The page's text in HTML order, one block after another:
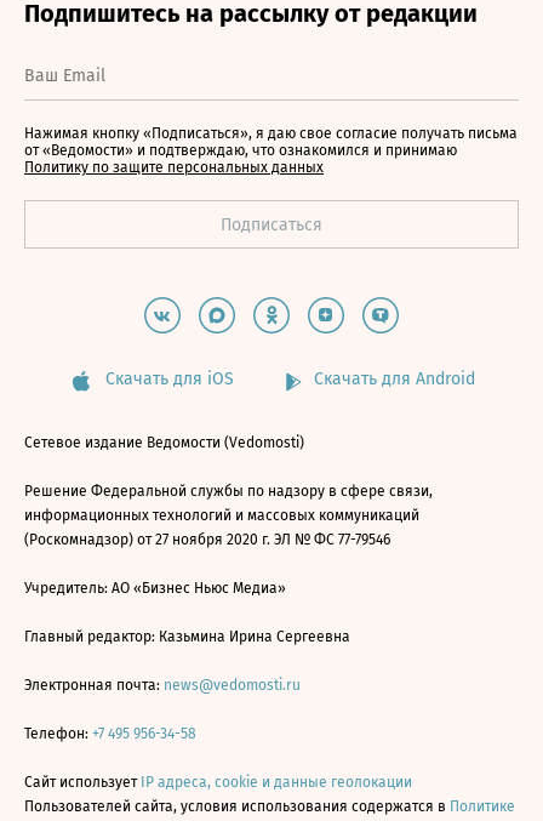
Нажимая кнопку «Подписаться», я даю свое согласие получать письма
от «Ведомости» и подтверждаю, что ознакомился и принимаю
Политику по защите персональных данных
Скачать для iOS Скачать для Android
Сетевое издание Ведомости (Vedomosti)
Решение Федеральной службы по надзору в сфере связи,
информационных технологий и массовых коммуникаций
(Роскомнадзор) от 27 ноября 2020 г. ЭЛ № ФС 77-79546
Учредитель: АО «Бизнес Ньюс Медиа»
Главный редактор: Казьмина Ирина Сергеевна
Электронная почта: news@vedomosti.ru
Телефон: +7 495 956-34-58
Сайт использует IP адреса, cookie и данные геолокации
Пользователей сайта, условия использования содержатся в Политике